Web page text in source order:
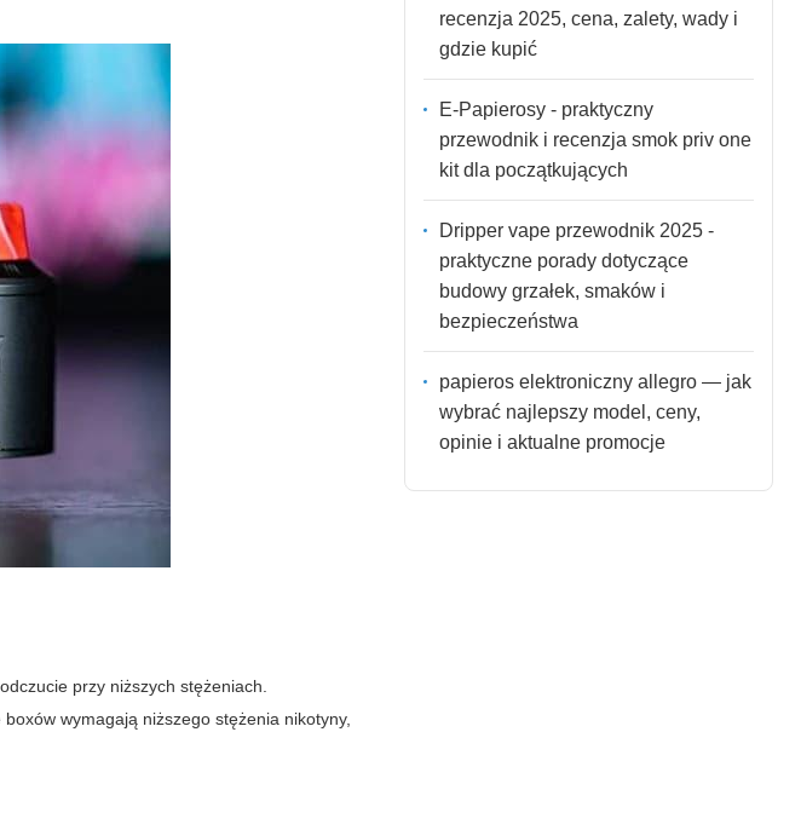
przy niższych stężeniach.
wymagają niższego stężenia nikotyny,
recenzja 2025, cena, zalety, wady i
gdzie kupić
E-Papierosy - praktyczny
przewodnik i recenzja smok priv one
kit dla początkujących
Dripper vape przewodnik 2025 -
praktyczne porady dotyczące
budowy grzałek, smaków i
bezpieczeństwa
papieros elektroniczny allegro — jak
wybrać najlepszy model, ceny,
opinie i aktualne promocje